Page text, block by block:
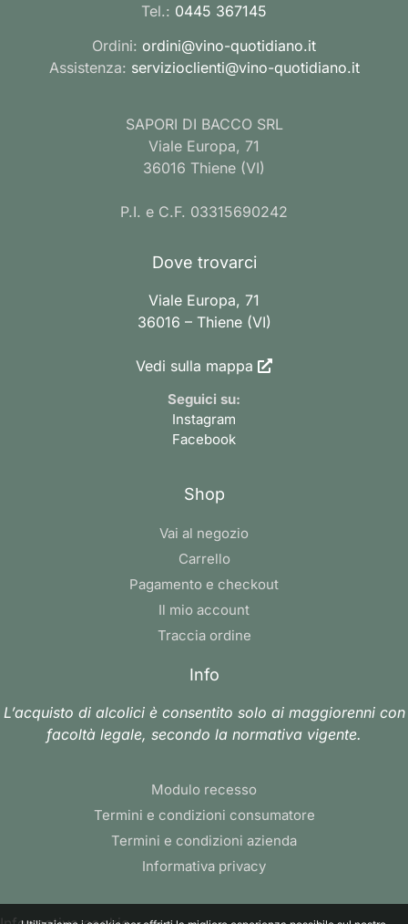
Tel.: 0445 367145
Ordini: ordini@vino-quotidiano.it
Assistenza: servizioclienti@vino-quotidiano.it
SAPORI DI BACCO SRL
Viale Europa, 71
36016 Thiene (VI)
P.I. e C.F. 03315690242
Dove trovarci
Viale Europa, 71
36016 – Thiene (VI)
Vedi sulla mappa
Seguici su:
Instagram
Facebook
Shop
Vai al negozio
Carrello
Pagamento e checkout
Il mio account
Traccia ordine
Info
L’acquisto di alcolici è consentito solo ai maggiorenni con
facoltà legale, secondo la normativa vigente.
Modulo recesso
Termini e condizioni consumatore
Termini e condizioni azienda
Informativa privacy